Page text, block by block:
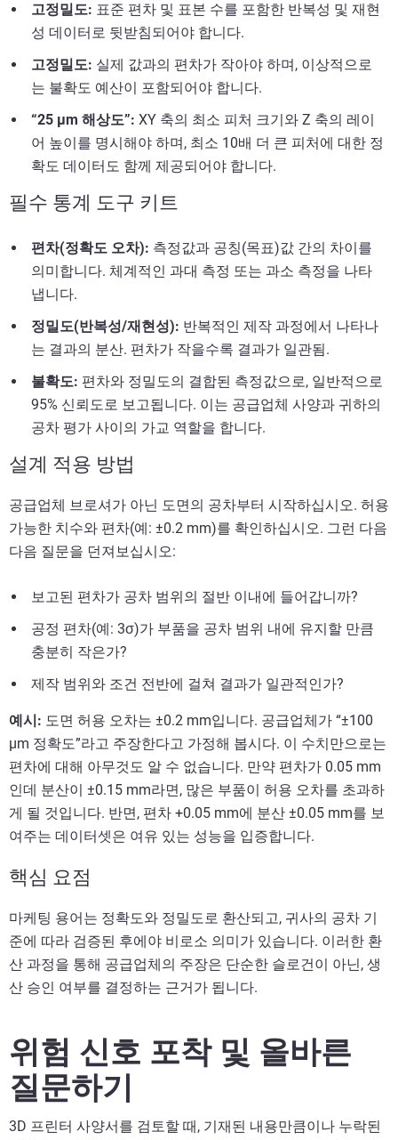
고정밀도: 표준 편차 및 표본 수를 포함한 반복성 및 재현
성 데이터로 뒷받침되어야 합니다.
고정밀도: 실제 값과의 편차가 작아야 하며, 이상적으로
는 불확도 예산이 포함되어야 합니다.
“25 µm 해상도”: XY 축의 최소 피처 크기와 Z 축의 레이
어 높이를 명시해야 하며, 최소 10배 더 큰 피처에 대한 정
확도 데이터도 함께 제공되어야 합니다.
필수 통계 도구 키트
편차(정확도 오차): 측정값과 공칭(목표)값 간의 차이를
의미합니다. 체계적인 과대 측정 또는 과소 측정을 나타
냅니다.
정밀도(반복성/재현성): 반복적인 제작 과정에서 나타나
는 결과의 분산. 편차가 작을수록 결과가 일관됨.
불확도: 편차와 정밀도의 결합된 측정값으로, 일반적으로
95% 신뢰도로 보고됩니다. 이는 공급업체 사양과 귀하의
공차 평가 사이의 가교 역할을 합니다.
설계 적용 방법
공급업체 브로셔가 아닌 도면의 공차부터 시작하십시오. 허용
가능한 치수와 편차(예: ±0.2 mm)를 확인하십시오. 그런 다음
다음 질문을 던져보십시오:
보고된 편차가 공차 범위의 절반 이내에 들어갑니까?
공정 편차(예: 3σ)가 부품을 공차 범위 내에 유지할 만큼
충분히 작은가?
제작 범위와 조건 전반에 걸쳐 결과가 일관적인가?
예시: 도면 허용 오차는 ±0.2 mm입니다. 공급업체가 “±100
µm 정확도”라고 주장한다고 가정해 봅시다. 이 수치만으로는
편차에 대해 아무것도 알 수 없습니다. 만약 편차가 0.05 mm
인데 분산이 ±0.15 mm라면, 많은 부품이 허용 오차를 초과하
게 될 것입니다. 반면, 편차 +0.05 mm에 분산 ±0.05 mm를 보
여주는 데이터셋은 여유 있는 성능을 입증합니다.
핵심 요점
마케팅 용어는 정확도와 정밀도로 환산되고, 귀사의 공차 기
준에 따라 검증된 후에야 비로소 의미가 있습니다. 이러한 환
산 과정을 통해 공급업체의 주장은 단순한 슬로건이 아닌, 생
산 승인 여부를 결정하는 근거가 됩니다.
위험 신호 포착 및 올바른
질문하기
3D 프린터 사양서를 검토할 때, 기재된 내용만큼이나 누락된